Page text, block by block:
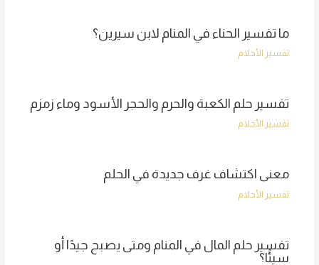
ما تفسير الحناء في المنام لابن سيرين؟
تفسير الأحلام
تفسير حلم الكعبة والحرم والحجر الأسود وماء زمزم
تفسير الأحلام
معنى اكتشاف غرف جديدة في الحلم
تفسير الأحلام
تفسير حلم المال في المنام ومتى يصبح جيدًا أو
سيئًا؟